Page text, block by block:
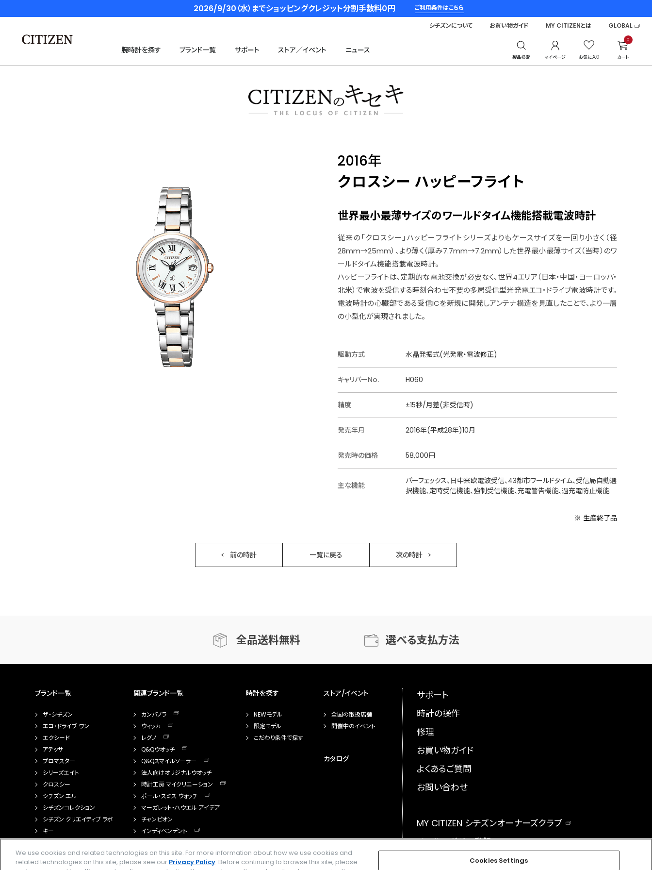
2026/9/30（水）までショッピングクレジット分割手数料０円 ご利用条件はこちら
腕時計を探す ブランド一覧 サポート ストア／イベント ニュース
製品検索 マイページ お気に入り
0
カート
シチズンについて お買い物ガイド MY CITIZENとは GLOBAL
2016年
クロスシー ハッピーフライト
世界最小最薄サイズのワールドタイム機能搭載電波時計
従来の「クロスシー」ハッピーフライトシリーズよりもケースサイズを一回り小さく（径
28mm→25mm）、より薄く（厚み7.7mm→7.2mm）した世界最小最薄サイズ（当時）のワ
ールドタイム機能搭載電波時計。
ハッピーフライトは、定期的な電池交換が必要なく、世界4エリア（日本・中国・ヨーロッパ・
北米）で電波を受信する時刻合わせ不要の多局受信型光発電エコ・ドライブ電波時計です。
電波時計の心臓部である受信ICを新規に開発しアンテナ構造を見直したことで、より一層
の小型化が実現されました。
駆動方式 水晶発振式(光発電・電波修正)
キャリバーNo. H060
精度 ±15秒/月差(非受信時)
発売年月 2016年(平成28年)10月
発売時の価格 58,000円
主な機能
パーフェックス、日中米欧電波受信、43都市ワールドタイム、受信局自動選
択機能、定時受信機能、強制受信機能、充電警告機能、過充電防止機能
※ 生産終了品
前の時計 一覧に戻る 次の時計
全品送料無料 選べる支払方法
ブランド一覧
ザ・シチズン
エコ・ドライブ ワン
エクシード
アテッサ
プロマスター
シリーズエイト
クロスシー
シチズン エル
シチズンコレクション
シチズン クリエイティブ ラボ
キー
関連ブランド一覧
カンパノラ
ウィッカ
レグノ
Q&Qウオッチ
Q&Qスマイルソーラー
法人向けオリジナルウオッチ
時計工房 マイクリエーション
ポール・スミス ウォッチ
マーガレット・ハウエル アイデア
チャンピオン
インディペンデント
時計を探す
NEWモデル
限定モデル
こだわり条件で探す
ストア/イベント
全国の取扱店舗
開催中のイベント
カタログ
サポート
時計の操作
修理
お買い物ガイド
よくあるご質問
お問い合わせ
MY CITIZEN シチズンオーナーズクラブ
メールマガジン登録
We use cookies and related technologies on this site. For more information about how we use cookies and
related technologies on this site, please see our Privacy Policy. Before continuing to browse this site, please
Cookies Settings